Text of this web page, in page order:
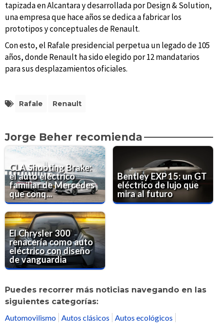
tapizada en Alcantara y desarrollada por Design & Solution,
una empresa que hace años se dedica a fabricar los
prototipos y conceptuales de Renault.
Con esto, el Rafale presidencial perpetua un legado de 105
años, donde Renault ha sido elegido por 12 mandatarios
para sus desplazamientos oficiales.
Rafale Renault
Jorge Beher recomienda
CLA Shooting Brake:
el auto eléctrico
familiar de Mercedes
que conq...
Bentley EXP 15: un GT
eléctrico de lujo que
mira al futuro
El Chrysler 300
renacería como auto
eléctrico con diseño
de vanguardia
Puedes recorrer más noticias navegando en las
siguientes categorías:
Automovilismo Autos clásicos Autos ecológicos